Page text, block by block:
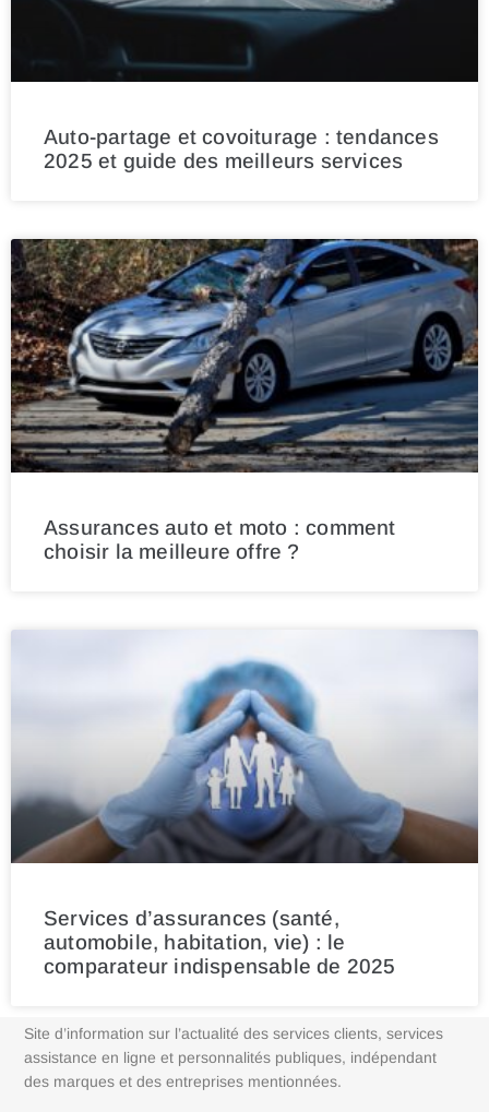
Auto-partage et covoiturage : tendances
2025 et guide des meilleurs services
Assurances auto et moto : comment
choisir la meilleure offre ?
Services d’assurances (santé,
automobile, habitation, vie) : le
comparateur indispensable de 2025
Site d’information sur l’actualité des services clients, services
assistance en ligne et personnalités publiques, indépendant
des marques et des entreprises mentionnées.